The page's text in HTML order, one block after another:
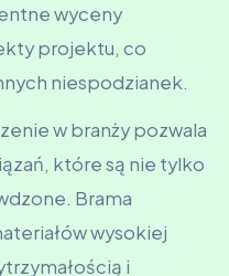
wyceny
projektu, co
niespodzianek.
w branży pozwala
które są nie tylko
Brama
wysokiej
i